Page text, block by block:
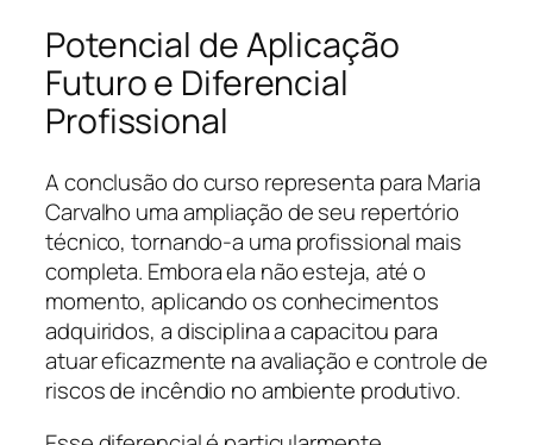
Potencial de Aplicação
Futuro e Diferencial
Profissional
A conclusão do curso representa para Maria
Carvalho uma ampliação de seu repertório
técnico, tornando-a uma profissional mais
completa. Embora ela não esteja, até o
momento, aplicando os conhecimentos
adquiridos, a disciplina a capacitou para
atuar eficazmente na avaliação e controle de
riscos de incêndio no ambiente produtivo.